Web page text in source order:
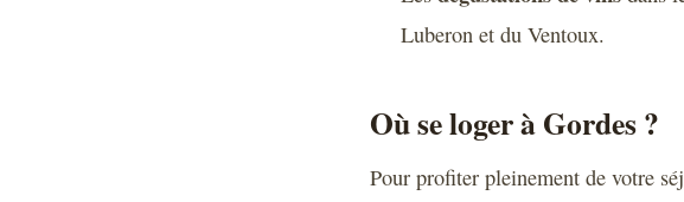
Luberon et du Ventoux.
Où se loger à Gordes ?
Pour profiter pleinement de votre